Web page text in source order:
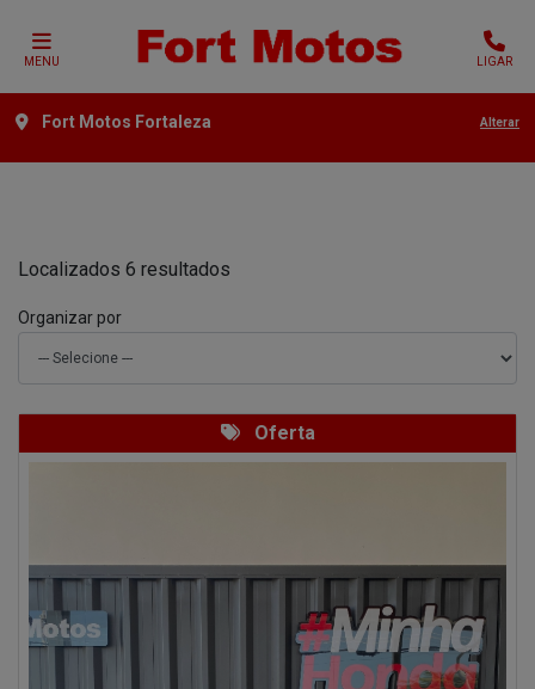
MENU LIGAR
Fort Motos Fortaleza Alterar
Localizados 6 resultados
Organizar por
Oferta